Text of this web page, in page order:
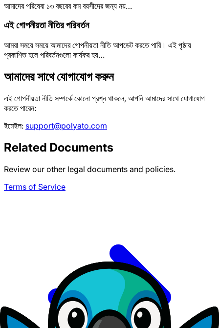
আমাদের পরিষেবা ১৩ বছরের কম বয়সীদের জন্য নয়…
এই গোপনীয়তা নীতির পরিবর্তন
আমরা সময়ে সময়ে আমাদের গোপনীয়তা নীতি আপডেট করতে পারি। এই পৃষ্ঠায়
প্রকাশিত হলে পরিবর্তনগুলো কার্যকর হয়…
আমাদের সাথে যোগাযোগ করুন
এই গোপনীয়তা নীতি সম্পর্কে কোনো প্রশ্ন থাকলে, আপনি আমাদের সাথে যোগাযোগ
করতে পারেন:
ইমেইল: support@polyato.com
Related Documents
Review our other legal documents and policies.
Terms of Service